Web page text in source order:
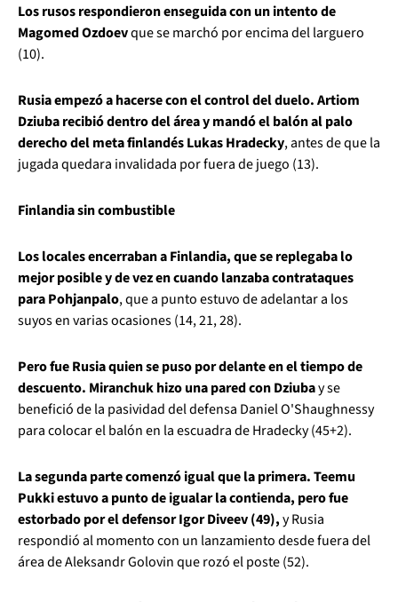
Los rusos respondieron enseguida con un intento de
Magomed Ozdoevque se marchó por encima del larguero
(10).
Rusia empezó a hacerse con el control del duelo. Artiom
Dziuba recibió dentro del área y mandó el balón al palo
derecho del meta finlandés Lukas Hradecky, antes de que la
jugada quedara invalidada por fuera de juego (13).
Finlandia sin combustible
Los locales encerraban a Finlandia, que se replegaba lo
mejor posible y de vez en cuando lanzaba contrataques
para Pohjanpalo, que a punto estuvo de adelantar a los
suyos en varias ocasiones (14, 21, 28).
Pero fue Rusia quien se puso por delante en el tiempo de
descuento. Miranchuk hizo una pared con Dziubay se
benefició de la pasividad del defensa Daniel O'Shaughnessy
para colocar el balón en la escuadra de Hradecky (45+2).
La segunda parte comenzó igual que la primera. Teemu
Pukki estuvo a punto de igualar la contienda, pero fue
estorbado por el defensor Igor Diveev (49),y Rusia
respondió al momento con un lanzamiento desde fuera del
área de Aleksandr Golovin que rozó el poste (52).